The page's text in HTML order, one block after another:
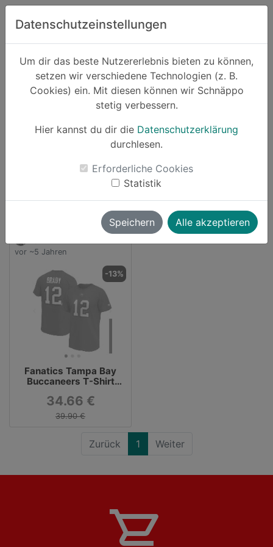
Zum Hauptinhalt springen
Datenschutzeinstellungen
Um dir das beste Nutzererlebnis bieten zu können,
setzen wir verschiedene Technologien (z. B.
Cookies) ein. Mit diesen können wir Schnäppo
stetig verbessern.
Hier kannst du dir die Datenschutzerklärung
durchlesen.
Erforderliche Cookies
Statistik
Speichern Alle akzeptieren
Suchen
Anbieter bild
Schnäppchen von bild
1 Angebot
Direkt zum Anbieter
vor ~5 Jahren
-13%
Fanatics Tampa Bay
Buccaneers T-Shirt
rot
34.66 €
39.90 €
Zurück 1 Weiter
shopping_cart